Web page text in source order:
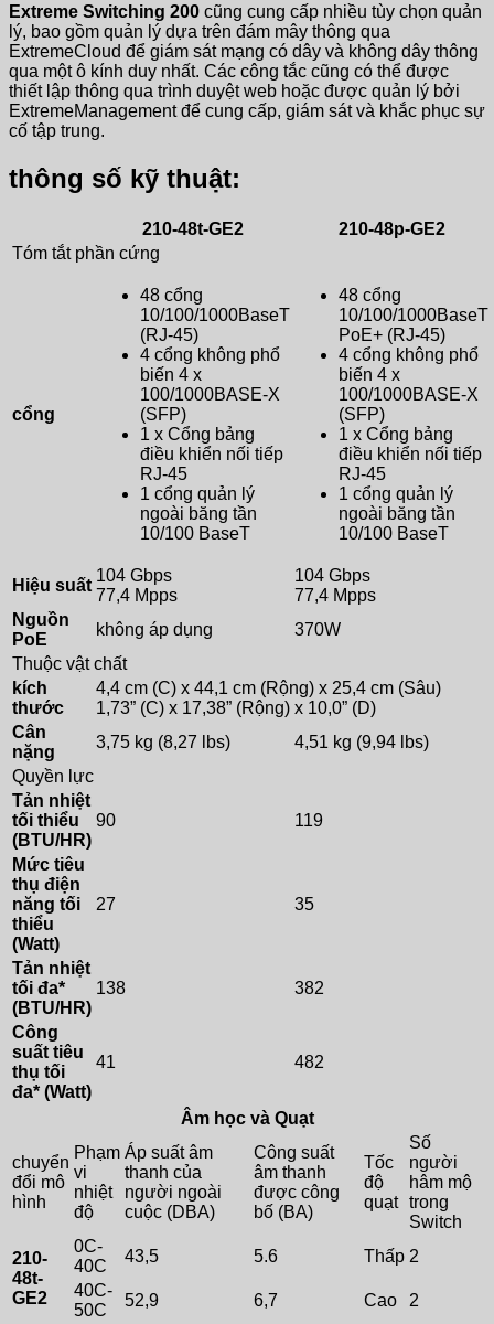
Extreme Switching 200 cũng cung cấp nhiều tùy chọn quản
lý, bao gồm quản lý dựa trên đám mây thông qua
ExtremeCloud để giám sát mạng có dây và không dây thông
qua một ô kính duy nhất. Các công tắc cũng có thể được
thiết lập thông qua trình duyệt web hoặc được quản lý bởi
ExtremeManagement để cung cấp, giám sát và khắc phục sự
cố tập trung.
thông số kỹ thuật:
210-48t-GE2
210-48p-GE2
Tóm tắt phần cứng
cổng
48 cổng
10/100/1000BaseT
(RJ-45)
4 cổng không phổ
biến 4 x
100/1000BASE-X
(SFP)
1 x Cổng bảng
điều khiển nối tiếp
RJ-45
1 cổng quản lý
ngoài băng tần
10/100 BaseT
48 cổng
10/100/1000BaseT
PoE+ (RJ-45)
4 cổng không phổ
biến 4 x
100/1000BASE-X
(SFP)
1 x Cổng bảng
điều khiển nối tiếp
RJ-45
1 cổng quản lý
ngoài băng tần
10/100 BaseT
Hiệu suất
104 Gbps
77,4 Mpps
104 Gbps
77,4 Mpps
Nguồn
PoE
không áp dụng
370W
Thuộc vật chất
kích
thước
4,4 cm (C) x 44,1 cm (Rộng) x 25,4 cm (Sâu)
1,73” (C) x 17,38” (Rộng) x 10,0” (D)
Cân
nặng
3,75 kg (8,27 lbs)
4,51 kg (9,94 lbs)
Quyền lực
Tản nhiệt
tối thiểu
(BTU/HR)
90 119
Mức tiêu
thụ điện
năng tối
thiểu
(Watt)
27 35
Tản nhiệt
tối đa*
(BTU/HR)
138 382
Công
suất tiêu
thụ tối
đa* (Watt)
41 482
Âm học và Quạt
chuyển
đổi mô
hình
Phạm
vi
nhiệt
độ
Áp suất âm
thanh của
người ngoài
cuộc (DBA)
Công suất
âm thanh
được công
bố (BA)
Tốc
độ
quạt
Số
người
hâm mộ
trong
Switch
210-
48t-
GE2
0C-
40C
43,5 5.6 Thấp 2
40C-
50C
52,9 6,7 Cao 2